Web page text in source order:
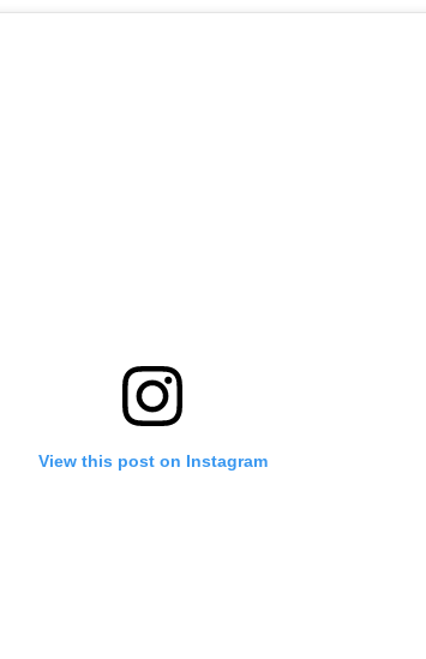
View this post on Instagram